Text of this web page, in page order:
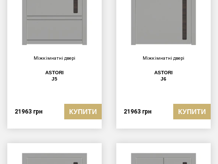
Міжкімнатні двері
ASTORI
J5
21963 грн КУПИТИ
Міжкімнатні двері
ASTORI
J6
21963 грн КУПИТИ